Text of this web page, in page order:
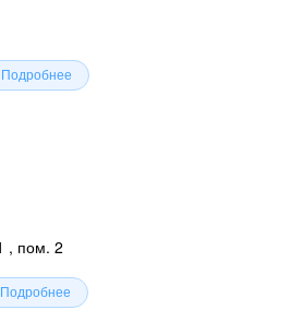
Подробнее
, пом. 2
Подробнее